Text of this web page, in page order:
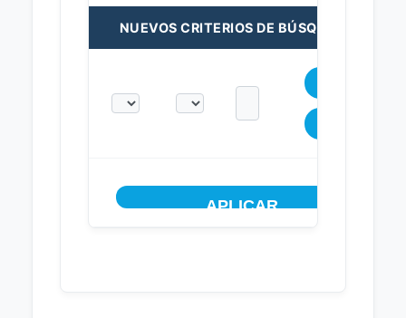
NUEVOS CRITERIOS DE BÚSQUEDA: